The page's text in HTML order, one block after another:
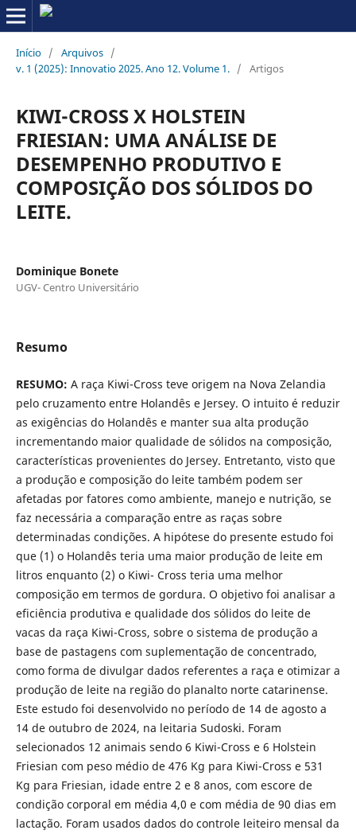
Início / Arquivos /
v. 1 (2025): Innovatio 2025. Ano 12. Volume 1. / Artigos
KIWI-CROSS X HOLSTEIN
FRIESIAN: UMA ANÁLISE DE
DESEMPENHO PRODUTIVO E
COMPOSIÇÃO DOS SÓLIDOS DO
LEITE.
Dominique Bonete
UGV- Centro Universitário
Resumo
RESUMO: A raça Kiwi-Cross teve origem na Nova Zelandia
pelo cruzamento entre Holandês e Jersey. O intuito é reduzir
as exigências do Holandês e manter sua alta produção
incrementando maior qualidade de sólidos na composição,
características provenientes do Jersey. Entretanto, visto que
a produção e composição do leite também podem ser
afetadas por fatores como ambiente, manejo e nutrição, se
faz necessária a comparação entre as raças sobre
determinadas condições. A hipótese do presente estudo foi
que (1) o Holandês teria uma maior produção de leite em
litros enquanto (2) o Kiwi- Cross teria uma melhor
composição em termos de gordura. O objetivo foi analisar a
eficiência produtiva e qualidade dos sólidos do leite de
vacas da raça Kiwi-Cross, sobre o sistema de produção a
base de pastagens com suplementação de concentrado,
como forma de divulgar dados referentes a raça e otimizar a
produção de leite na região do planalto norte catarinense.
Este estudo foi desenvolvido no período de 14 de agosto a
14 de outubro de 2024, na leitaria Sudoski. Foram
selecionados 12 animais sendo 6 Kiwi-Cross e 6 Holstein
Friesian com peso médio de 476 Kg para Kiwi-Cross e 531
Kg para Friesian, idade entre 2 e 8 anos, com escore de
condição corporal em média 4,0 e com média de 90 dias em
lactação. Foram usados dados do controle leiteiro mensal da